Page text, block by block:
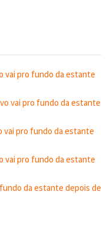
vai pro fundo da estante
vai pro fundo da estante
vai pro fundo da estante
vai pro fundo da estante
da estante depois de